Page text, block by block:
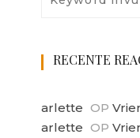
RECENTE
arlette OP
arlette OP